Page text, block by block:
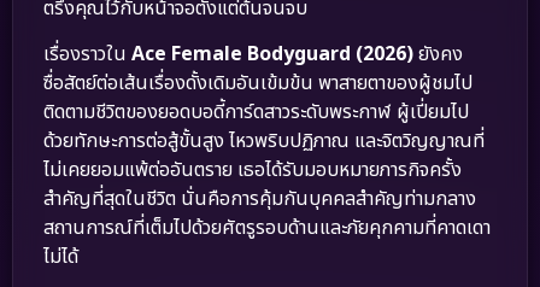
ตรึงคุณไว้กับหน้าจอตั้งแต่ต้นจนจบ
เรื่องราวใน Ace Female Bodyguard (2026)ยังคง
ซื่อสัตย์ต่อเส้นเรื่องดั้งเดิมอันเข้มข้น พาสายตาของผู้ชมไป
ติดตามชีวิตของยอดบอดี้การ์ดสาวระดับพระกาฬ ผู้เปี่ยมไป
ด้วยทักษะการต่อสู้ขั้นสูง ไหวพริบปฏิภาณ และจิตวิญญาณที่
ไม่เคยยอมแพ้ต่ออันตราย เธอได้รับมอบหมายภารกิจครั้ง
สำคัญที่สุดในชีวิต นั่นคือการคุ้มกันบุคคลสำคัญท่ามกลาง
สถานการณ์ที่เต็มไปด้วยศัตรูรอบด้านและภัยคุกคามที่คาดเดา
ไม่ได้